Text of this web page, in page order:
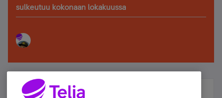
sulkeutuu kokonaan lokakuussa